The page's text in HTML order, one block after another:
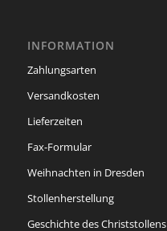
INFORMATION
Zahlungsarten
Versandkosten
Lieferzeiten
Fax-Formular
Weihnachten in Dresden
Stollenherstellung
Geschichte des Christstollens